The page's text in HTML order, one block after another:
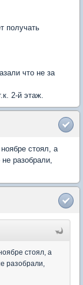
получать
что не за
2-й этаж.
стоял, а
разобрали,
стоял, а
разобрали,